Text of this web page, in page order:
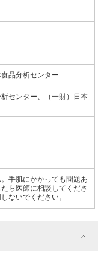
品分析センター
センター、（一財）日本
手肌にかかっても問題あ
ら医師に相談してくださ
ないでください。